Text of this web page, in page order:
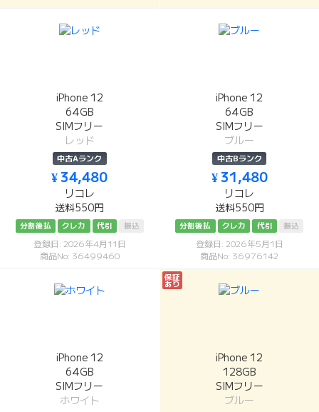
iPhone 12
64GB
SIMフリー
レッド
中古Aランク
¥ 34,480
リコレ
送料550円
分割後払 クレカ 代引 振込
登録日: 2026年4月11日
商品No: 36499460
iPhone 12
64GB
SIMフリー
ブルー
中古Bランク
¥ 31,480
リコレ
送料550円
分割後払 クレカ 代引 振込
登録日: 2026年5月1日
商品No: 36976142
iPhone 12
64GB
SIMフリー
ホワイト
保証
あり
iPhone 12
128GB
SIMフリー
ブルー